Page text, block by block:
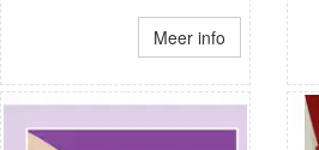
Meer info